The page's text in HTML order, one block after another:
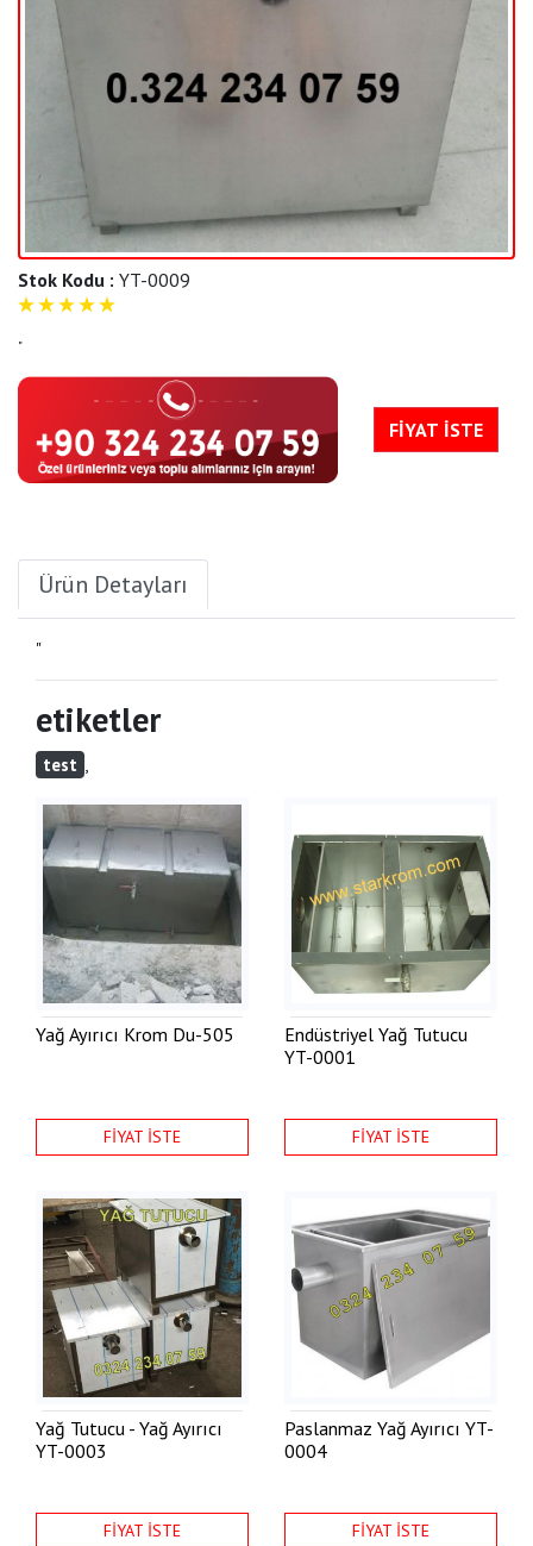
Stok Kodu : YT-0009
"
FİYAT İSTE
Ürün Detayları
"
etiketler
test
Yağ Ayırıcı Krom Du-505
FİYAT İSTE
Endüstriyel Yağ Tutucu
YT-0001
FİYAT İSTE
Yağ Tutucu - Yağ Ayırıcı
YT-0003
FİYAT İSTE
Paslanmaz Yağ Ayırıcı YT-
0004
FİYAT İSTE